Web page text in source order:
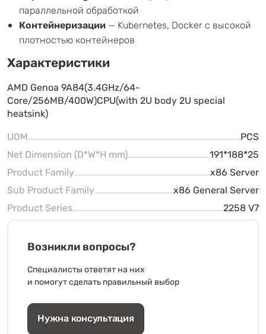
параллельной обработкой
Контейнеризации — Kubernetes, Docker с высокой
плотностью контейнеров
Характеристики
AMD Genoa 9A84(3.4GHz/64-
Core/256MB/400W)CPU(with 2U body 2U special
heatsink)
UOM
PCS
Net Dimension (D*W*H mm)
191*188*25
Product Family
x86 Server
Sub Product Family
x86 General Server
Product Series
2258 V7
Возникли вопросы?
Специалисты ответят на них
и помогут сделать правильный выбор
Нужна консультация